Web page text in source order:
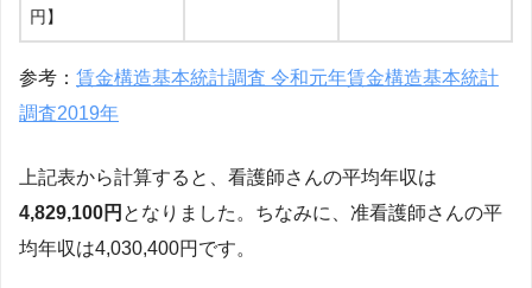
円】
参考： 賃金構造基本統計調査 令和元年賃金構造基本統計
調査2019年
上記表から計算すると、看護師さんの平均年収は
4,829,100円 となりました。ちなみに、准看護師さんの平
均年収は4,030,400円です。